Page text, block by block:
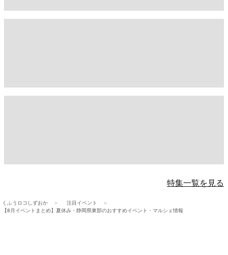
特集一覧を見る
くふうロコしずおか
注目イベント
【8月イベントまとめ】夏休み・静岡県東部のおすすめイベント・マルシェ情報